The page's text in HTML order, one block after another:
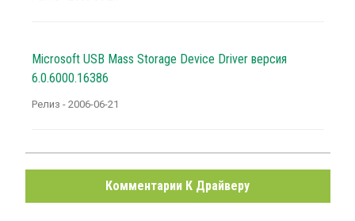
Microsoft USB Mass Storage Device Driver версия
6.0.6000.16386
Релиз - 2006-06-21
Комментарии К Драйверу